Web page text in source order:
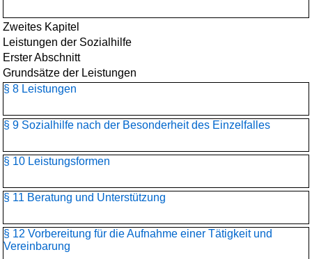
Zweites Kapitel
Leistungen der Sozialhilfe
Erster Abschnitt
Grundsätze der Leistungen
§ 8 Leistungen
§ 9 Sozialhilfe nach der Besonderheit des Einzelfalles
§ 10 Leistungsformen
§ 11 Beratung und Unterstützung
§ 12 Vorbereitung für die Aufnahme einer Tätigkeit und
Vereinbarung